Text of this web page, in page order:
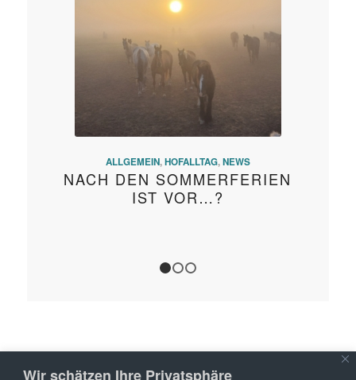
Wir schätzen Ihre Privatsphäre
ALLGEMEIN,HOFALLTAG,NEWS
NACH DEN SOMMERFERIEN
IST VOR…?